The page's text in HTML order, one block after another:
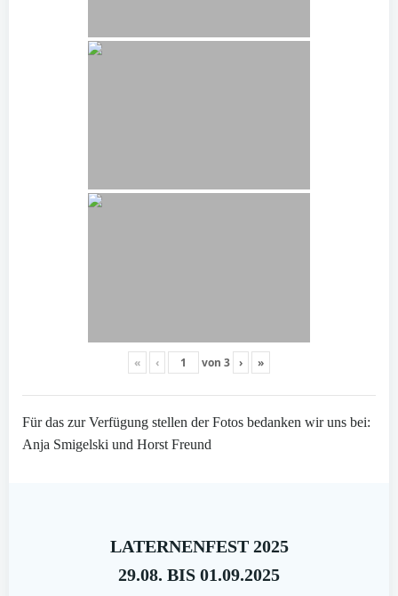
« ‹ von 3 › »
Für das zur Verfügung stellen der Fotos bedanken wir uns bei:
Anja Smigelski und Horst Freund
LATERNENFEST 2025
29.08. BIS 01.09.2025